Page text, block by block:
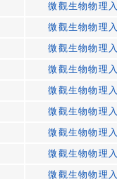
微觀生物物理
微觀生物物理
微觀生物物理
微觀生物物理
微觀生物物理
微觀生物物理
微觀生物物理
微觀生物物理
微觀生物物理